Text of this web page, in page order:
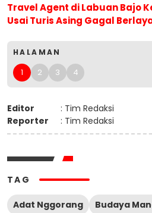
Travel Agent di Labuan Bajo
Usai Turis Asing Gagal
HALAMAN
1 2 3 4
Editor
: Tim Redaksi
Reporter
: Tim Redaksi
TAG
Adat Nggorang